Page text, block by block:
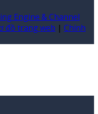
Engine & Channel
đồ trang web | Chính